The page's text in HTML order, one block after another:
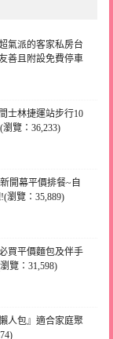
氣派的客家私房台
善且附設免費停車
士林捷運站步行10
覽：36,233)
開幕平價排餐~自
瀏覽：35,889)
買平價麵包及伴手
覽：31,598)
人包』適合家庭聚